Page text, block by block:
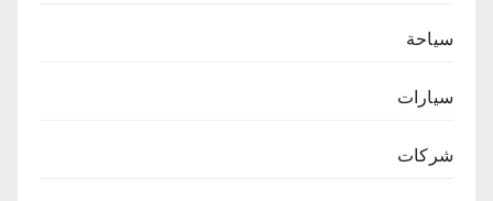
سياحة
سيارات
شركات